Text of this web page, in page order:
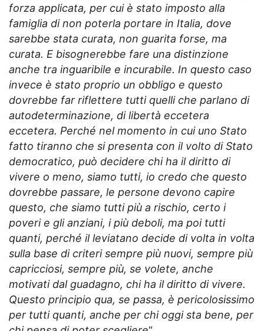
forza applicata, per cui è stato imposto alla
famiglia di non poterla portare in Italia, dove
sarebbe stata curata, non guarita forse, ma
curata. E bisognerebbe fare una distinzione
anche tra inguaribile e incurabile. In questo caso
invece è stato proprio un obbligo e questo
dovrebbe far riflettere tutti quelli che parlano di
autodeterminazione, di libertà eccetera
eccetera. Perché nel momento in cui uno Stato
fatto tiranno che si presenta con il volto di Stato
democratico, può decidere chi ha il diritto di
vivere o meno, siamo tutti, io credo che questo
dovrebbe passare, le persone devono capire
questo, che siamo tutti più a rischio, certo i
poveri e gli anziani, i più deboli, ma poi tutti
quanti, perché il leviatano decide di volta in volta
sulla base di criteri sempre più nuovi, sempre più
capricciosi, sempre più, se volete, anche
motivati dal guadagno, chi ha il diritto di vivere.
Questo principio qua, se passa, è pericolosissimo
per tutti quanti, anche per chi oggi sta bene, per